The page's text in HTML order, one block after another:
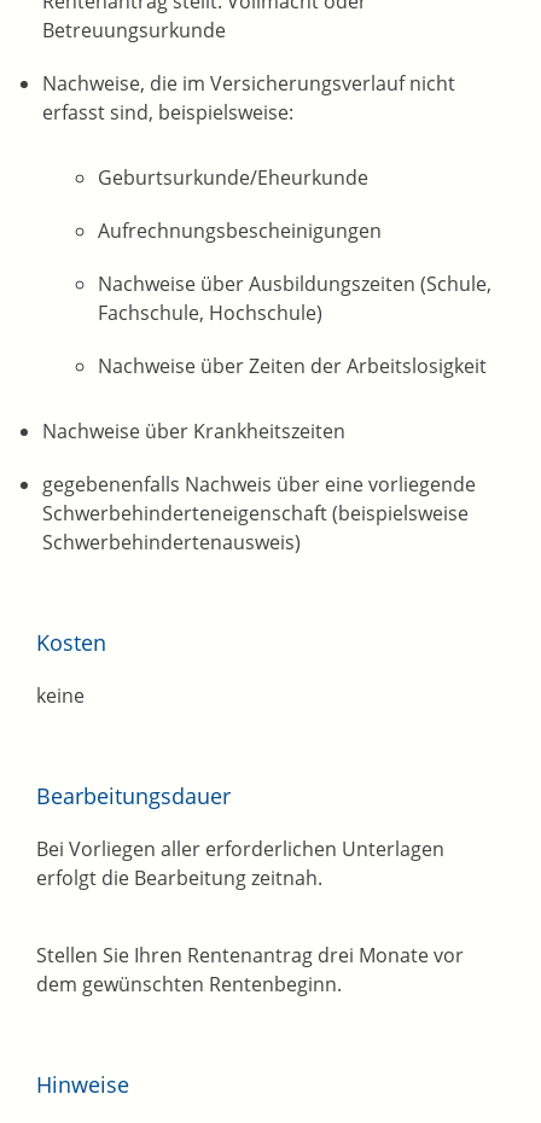
Betreuungsurkunde
Nachweise, die im Versicherungsverlauf nicht
erfasst sind, beispielsweise:
Geburtsurkunde/Eheurkunde
Aufrechnungsbescheinigungen
Nachweise über Ausbildungszeiten (Schule,
Fachschule, Hochschule)
Nachweise über Zeiten der Arbeitslosigkeit
Nachweise über Krankheitszeiten
gegebenenfalls Nachweis über eine vorliegende
Schwerbehinderteneigenschaft (beispielsweise
Schwerbehindertenausweis)
Kosten
keine
Bearbeitungsdauer
Bei Vorliegen aller erforderlichen Unterlagen
erfolgt die Bearbeitung zeitnah.
Stellen Sie Ihren Rentenantrag drei Monate vor
dem gewünschten Rentenbeginn.
Hinweise